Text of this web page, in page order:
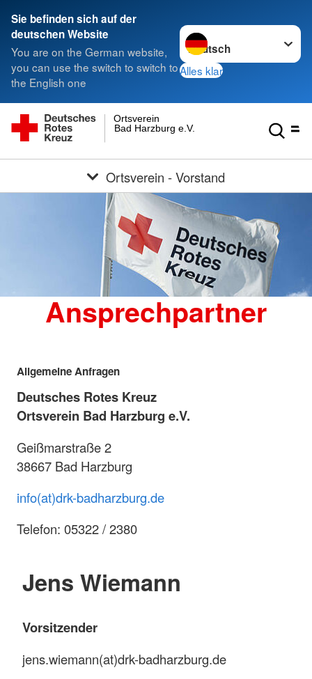
Sie befinden sich auf der
deutschen Website
You are on the German website,
you can use the switch to switch to
the English one
Sprache wechseln zu
Alles klar
Bad Harzburg e.V.
Ortsverein
Ortsverein - Vorstand
Ansprechpartner
Allgemeine Anfragen
Deutsches Rotes Kreuz
Ortsverein Bad Harzburg e.V.
Geißmarstraße 2
38667 Bad Harzburg
info(at)drk-badharzburg.de
Telefon: 05322 / 2380
Jens Wiemann
Vorsitzender
jens.wiemann(at)drk-badharzburg.de